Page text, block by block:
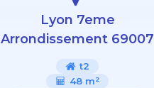
Lyon 7eme
Arrondissement 69007
t2
48 m²